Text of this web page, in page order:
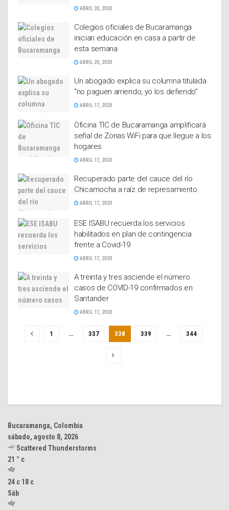
ABRIL 20, 2020
Colegios oficiales de Bucaramanga
inician educación en casa a partir de
esta semana
ABRIL 20, 2020
Un abogado explica su columna titulada
“no paguen arriendo, yo los defiendo”
ABRIL 17, 2020
Oficina TIC de Bucaramanga amplificará
señal de Zonas WiFi para que llegue a los
hogares
ABRIL 17, 2020
Recuperado parte del cauce del río
Chicamocha a raíz de represamiento
ABRIL 17, 2020
ESE ISABU recuerda los servicios
habilitados en plan de contingencia
frente a Covid-19
ABRIL 17, 2020
A treinta y tres asciende el número
casos de COVID-19 confirmados en
Santander
ABRIL 17, 2020
1 … 337 338 339 … 344
Bucaramanga, Colombia
sábado, agosto 8, 2026
Scattered Thunderstorms
21 ° c
24 c 18 c
Sáb